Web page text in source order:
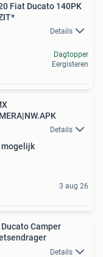
Fiat Ducato 140PK
Details
Dagtopper
Eergisteren
Details
3 aug 26
Camper
Details